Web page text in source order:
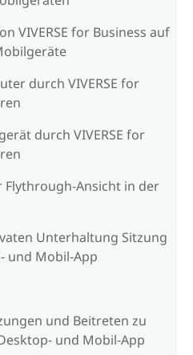
VIVERSE for Business auf
durch VIVERSE for
durch VIVERSE for
Flythrough-Ansicht in der
Unterhaltung Sitzung
und Mobil-App
und Beitreten zu
und Mobil-App